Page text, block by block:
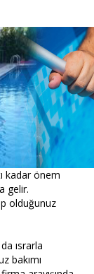
kadar önem
gelir.
olduğunuz
ısrarla
bakımı